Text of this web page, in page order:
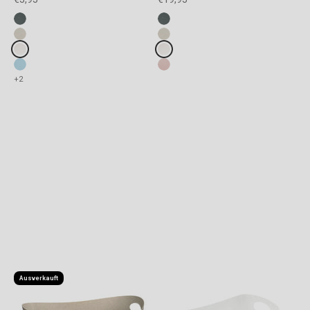
Fake colours
ash grey
desert sand
white
blue
+2
Fake colours
ash grey
desert sand
white
organic pink
Ausverkauft